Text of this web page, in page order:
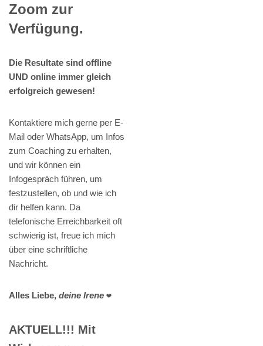
Zoom zur
Verfügung.
Die Resultate sind offline
UND online immer gleich
erfolgreich gewesen!
Kontaktiere mich gerne per E-
Mail oder WhatsApp, um Infos
zum Coaching zu erhalten,
und wir können ein
Infogespräch führen, um
festzustellen, ob und wie ich
dir helfen kann. Da
telefonische Erreichbarkeit oft
schwierig ist, freue ich mich
über eine schriftliche
Nachricht.
Alles Liebe, deine Irene ❤️
AKTUELL!!! Mit